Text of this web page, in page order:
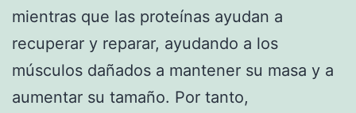
mientras que las proteínas ayudan a
recuperar y reparar, ayudando a los
músculos dañados a mantener su masa y a
aumentar su tamaño. Por tanto,